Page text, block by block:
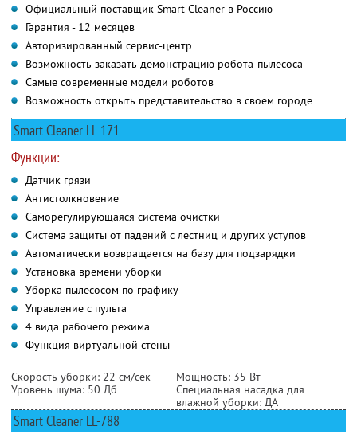
Официальный поставщик Smart Cleaner в Россию
Гарантия - 12 месяцев
Авторизированный сервис-центр
Возможность заказать демонстрацию робота-пылесоса
Самые современные модели роботов
Возможность открыть представительство в своем городе
Smart Cleaner LL-171
Функции:
Датчик грязи
Антистолкновение
Саморегулирующаяся система очистки
Система защиты от падений с лестниц и других уступов
Автоматически возвращается на базу для подзарядки
Установка времени уборки
Уборка пылесосом по графику
Управление с пульта
4 вида рабочего режима
Функция виртуальной стены
Скорость уборки: 22 см/сек
Уровень шума: 50 Дб
Мощность: 35 Вт
Специальная насадка для
влажной уборки: ДА
Smart Cleaner LL-788